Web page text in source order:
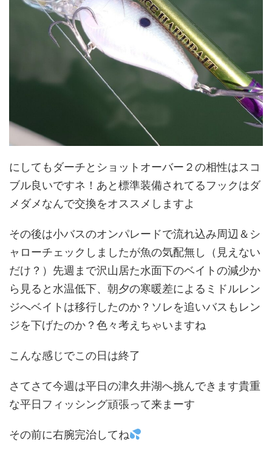
にしてもダーチとショットオーバー２の相性はスコ
ブル良いですネ！あと標準装備されてるフックはダ
メダメなんで交換をオススメしますよ
その後は小バスのオンパレードで流れ込み周辺＆シ
ャローチェックしましたが魚の気配無し（見えない
だけ？）先週まで沢山居た水面下のベイトの減少か
ら見ると水温低下、朝夕の寒暖差によるミドルレン
ジへベイトは移行したのか？ソレを追いバスもレン
ジを下げたのか？色々考えちゃいますね
こんな感じでこの日は終了
さてさて今週は平日の津久井湖へ挑んできます貴重
な平日フィッシング頑張って来まーす
その前に右腕完治してね